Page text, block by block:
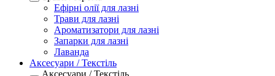
Ефірні олії для лазні
Трави для лазні
Ароматизатори для лазні
Запарки для лазні
Лаванда
Аксесуари / Текстіль
Аксесуари / Текстіль